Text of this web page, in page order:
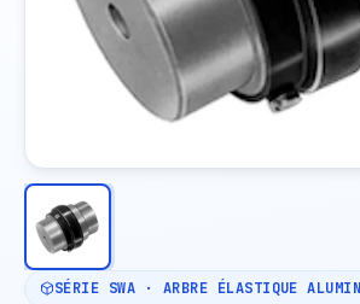
SÉRIE SWA · ARBRE ÉLASTIQUE